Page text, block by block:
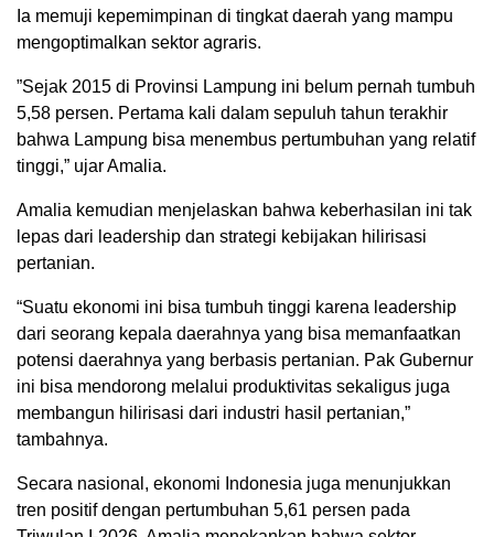
Ia memuji kepemimpinan di tingkat daerah yang mampu
mengoptimalkan sektor agraris.
​”Sejak 2015 di Provinsi Lampung ini belum pernah tumbuh
5,58 persen. Pertama kali dalam sepuluh tahun terakhir
bahwa Lampung bisa menembus pertumbuhan yang relatif
tinggi,” ujar Amalia.
​Amalia kemudian menjelaskan bahwa keberhasilan ini tak
lepas dari leadership dan strategi kebijakan hilirisasi
pertanian.
“Suatu ekonomi ini bisa tumbuh tinggi karena leadership
dari seorang kepala daerahnya yang bisa memanfaatkan
potensi daerahnya yang berbasis pertanian. Pak Gubernur
ini bisa mendorong melalui produktivitas sekaligus juga
membangun hilirisasi dari industri hasil pertanian,”
tambahnya.
​Secara nasional, ekonomi Indonesia juga menunjukkan
tren positif dengan pertumbuhan 5,61 persen pada